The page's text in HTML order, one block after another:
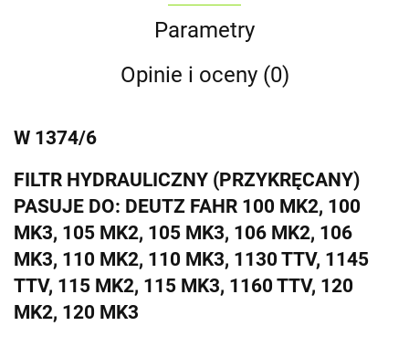
Parametry
Opinie i oceny (0)
W 1374/6
FILTR HYDRAULICZNY (PRZYKRĘCANY)
PASUJE DO: DEUTZ FAHR 100 MK2, 100
MK3, 105 MK2, 105 MK3, 106 MK2, 106
MK3, 110 MK2, 110 MK3, 1130 TTV, 1145
TTV, 115 MK2, 115 MK3, 1160 TTV, 120
MK2, 120 MK3